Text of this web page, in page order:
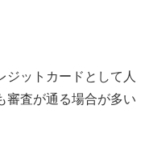
ジットカードとして人
審査が通る場合が多い